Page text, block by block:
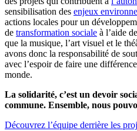
sensibilisation des enjeux
actions locales pour un
de transformation sociale à l’aide
que la musique, l’art visuel et le
avons donc la responsabilité de
avec l’espoir de faire une
monde.
La solidarité, c’est un devoir
commune. Ensemble, nous
Découvrez l’équipe derrière les